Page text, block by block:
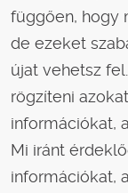
függően, hogy
de ezeket
újat vehetsz
rögzíteni
információkat,
Mi iránt
információkat,